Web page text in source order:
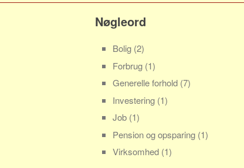
Nøgleord
Bolig (2)
Forbrug (1)
Generelle forhold (7)
Investering (1)
Job (1)
Pension og opsparing (1)
Virksomhed (1)